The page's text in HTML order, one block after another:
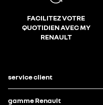
FACILITEZ VOTRE
QUOTIDIEN AVEC MY
RENAULT
service client
gamme Renault